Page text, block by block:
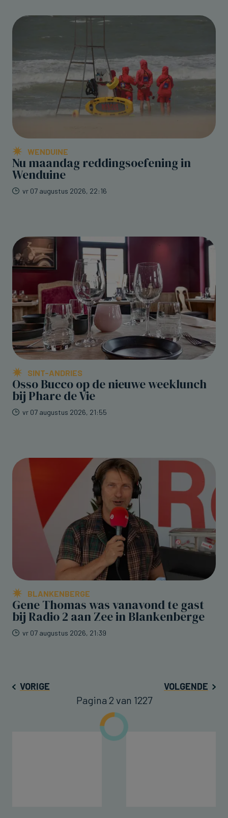
WENDUINE
Nu maandag reddingsoefening in
Wenduine
vr 07 augustus 2026, 22:16
SINT-ANDRIES
Osso Bucco op de nieuwe weeklunch
bij Phare de Vie
vr 07 augustus 2026, 21:55
BLANKENBERGE
Gene Thomas was vanavond te gast
bij Radio 2 aan Zee in Blankenberge
vr 07 augustus 2026, 21:39
VORIGE VOLGENDE
Pagina 2 van 1227